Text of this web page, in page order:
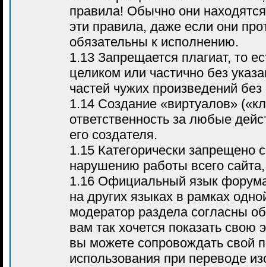
правила! Обычно они
эти правила, даже если они
обязательны к исполнению.
1.13 Запрещается плагиат, то
целиком или частично без
частей чужих произведений
1.14 Создание «виртуалов»
ответственность за любые
его создателя.
1.15 Категорически запрещено
нарушению работы всего
1.16 Официальный язык
на других языках в рамках
модератор раздела согласны
вам так хочется показать свою
вы можете сопровождать свой
использования при переводе